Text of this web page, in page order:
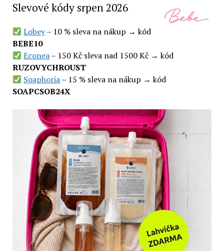
Slevové kódy srpen 2026
Lobey– 10 % sleva na nákup → kód
BEBE10
Econea– 150 Kč sleva nad 1500 Kč → kód
RUZOVYCHROUST
Soaphoria– 15 % sleva na nákup → kód
SOAPCSOB24X